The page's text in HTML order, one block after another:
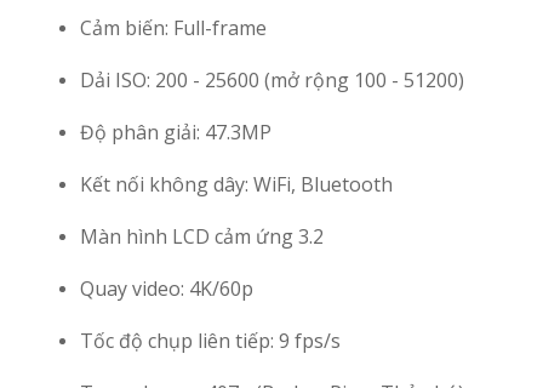
Cảm biến: Full-frame
Dải ISO: 200 - 25600 (mở rộng 100 - 51200)
Độ phân giải: 47.3MP
Kết nối không dây: WiFi, Bluetooth
Màn hình LCD cảm ứng 3.2
Quay video: 4K/60p
Tốc độ chụp liên tiếp: 9 fps/s